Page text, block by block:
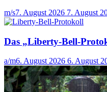
m/s7. August 2026 7. August
Das „Liberty-Bell-
a/m6. August 2026 6. August